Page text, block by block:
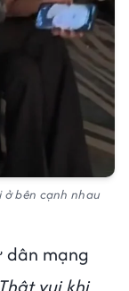
ở bên cạnh nhau
dân mạng